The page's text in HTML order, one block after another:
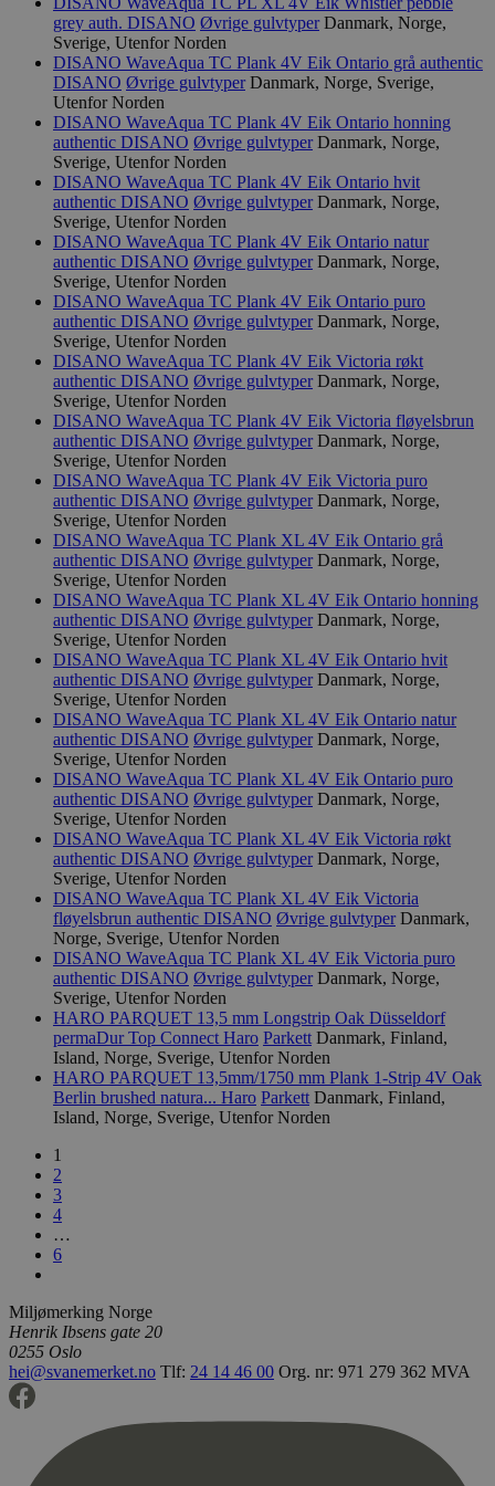
grey auth. DISANO Øvrige gulvtyper Danmark, Norge,
Sverige, Utenfor Norden
DISANO WaveAqua TC Plank 4V Eik Ontario grå authentic
DISANO Øvrige gulvtyper Danmark, Norge, Sverige,
Utenfor Norden
DISANO WaveAqua TC Plank 4V Eik Ontario honning
authentic DISANO Øvrige gulvtyper Danmark, Norge,
Sverige, Utenfor Norden
DISANO WaveAqua TC Plank 4V Eik Ontario hvit
authentic DISANO Øvrige gulvtyper Danmark, Norge,
Sverige, Utenfor Norden
DISANO WaveAqua TC Plank 4V Eik Ontario natur
authentic DISANO Øvrige gulvtyper Danmark, Norge,
Sverige, Utenfor Norden
DISANO WaveAqua TC Plank 4V Eik Ontario puro
authentic DISANO Øvrige gulvtyper Danmark, Norge,
Sverige, Utenfor Norden
DISANO WaveAqua TC Plank 4V Eik Victoria røkt
authentic DISANO Øvrige gulvtyper Danmark, Norge,
Sverige, Utenfor Norden
DISANO WaveAqua TC Plank 4V Eik Victoria fløyelsbrun
authentic DISANO Øvrige gulvtyper Danmark, Norge,
Sverige, Utenfor Norden
DISANO WaveAqua TC Plank 4V Eik Victoria puro
authentic DISANO Øvrige gulvtyper Danmark, Norge,
Sverige, Utenfor Norden
DISANO WaveAqua TC Plank XL 4V Eik Ontario grå
authentic DISANO Øvrige gulvtyper Danmark, Norge,
Sverige, Utenfor Norden
DISANO WaveAqua TC Plank XL 4V Eik Ontario honning
authentic DISANO Øvrige gulvtyper Danmark, Norge,
Sverige, Utenfor Norden
DISANO WaveAqua TC Plank XL 4V Eik Ontario hvit
authentic DISANO Øvrige gulvtyper Danmark, Norge,
Sverige, Utenfor Norden
DISANO WaveAqua TC Plank XL 4V Eik Ontario natur
authentic DISANO Øvrige gulvtyper Danmark, Norge,
Sverige, Utenfor Norden
DISANO WaveAqua TC Plank XL 4V Eik Ontario puro
authentic DISANO Øvrige gulvtyper Danmark, Norge,
Sverige, Utenfor Norden
DISANO WaveAqua TC Plank XL 4V Eik Victoria røkt
authentic DISANO Øvrige gulvtyper Danmark, Norge,
Sverige, Utenfor Norden
DISANO WaveAqua TC Plank XL 4V Eik Victoria
fløyelsbrun authentic DISANO Øvrige gulvtyper Danmark,
Norge, Sverige, Utenfor Norden
DISANO WaveAqua TC Plank XL 4V Eik Victoria puro
authentic DISANO Øvrige gulvtyper Danmark, Norge,
Sverige, Utenfor Norden
HARO PARQUET 13,5 mm Longstrip Oak Düsseldorf
permaDur Top Connect Haro Parkett Danmark, Finland,
Island, Norge, Sverige, Utenfor Norden
HARO PARQUET 13,5mm/1750 mm Plank 1-Strip 4V Oak
Berlin brushed natura... Haro Parkett Danmark, Finland,
Island, Norge, Sverige, Utenfor Norden
1
2
3
4
…
6
Miljømerking Norge
Henrik Ibsens gate 20
0255 Oslo
hei@svanemerket.no Tlf: 24 14 46 00 Org. nr: 971 279 362 MVA
_hjAbsoluteSessionInProgress
Hotjar Ltd
29
54
sekunder
_hjFirstSeen
Hotjar Ltd
.svanemerket.no
minutter
54
pageviewCount
.svanemerket.no
Sesjon
nelapi-product-archive-filters
nelapi-last-visited-category
svanemerket.no
4 dager 4
wordpress_test_cookie
Automattic
svanemerket.no
Sesjon
_hjIncludedInPageviewSample
Hotjar Ltd
svanemerket.no
2 minutter
Navn
Provider /
Domene
Utløpsdato Beskrivelse
_gat_UA-
33776333-1
.svanemerket.no
sekunder
Google
kontoen
brukes til å
Google på
høyt
_hjid
Hotjar Ltd
.svanemerket.no
måneder 4
uker
Denne
når kunden
Den er
nettsted og
Navn
Domene
Utløpsdato
_fbp
Inc.
.svanemerket.no
som for
VISITOR_INFO1_LIVE
Google LLC
5 måneder
Denne
er satt av
å holde
innebygd
den kan
om
iutk
lest.